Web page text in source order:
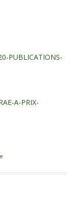
PUBLICATIONS-
A-PRIX-